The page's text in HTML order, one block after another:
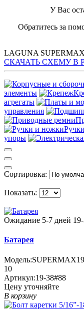
У Вас
Обратитесь за
LAGUNA
СКАЧАТЬ СХЕМУ В
элементы
агрегаты
управления
упоры
Сортировка:
Показать:
Ожидание 5-7 дней
Батарея
Модель:
10
Артикул:19-38#88
Цену уточняйте
В корзину